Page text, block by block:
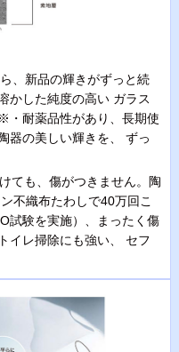
、新品の輝きがずっと続
かした純度の高い ガラス
・耐薬品性があり、長期使
器の美しい輝きを、 ずっ
ても、傷がつきません。陶
不織布たわしで40万回こ
試験を実施）、まったく傷
イレ掃除にも強い、 セフ